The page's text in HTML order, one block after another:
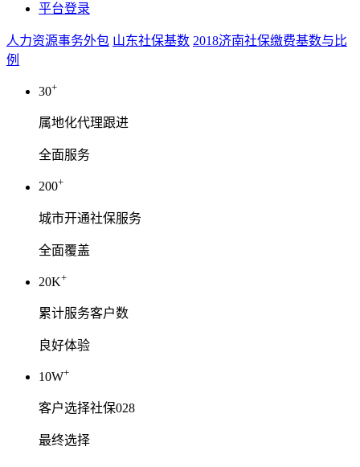
平台登录
人力资源事务外包 山东社保基数 2018济南社保缴费基数与比
例
30+
属地化代理跟进
全面服务
200+
城市开通社保服务
全面覆盖
20K+
累计服务客户数
良好体验
10W+
客户选择社保028
最终选择